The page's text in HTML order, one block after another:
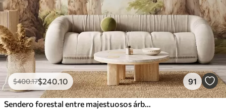
$400.17$240 .10 91